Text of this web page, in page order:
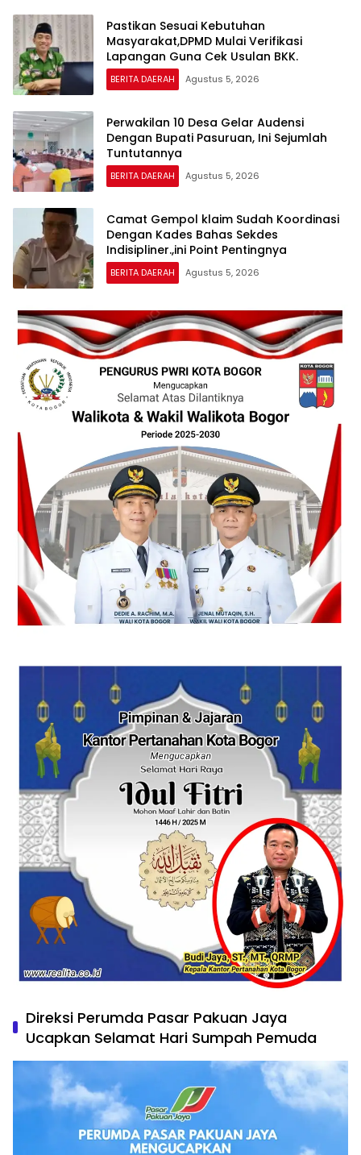
Pastikan Sesuai Kebutuhan
Masyarakat,DPMD Mulai Verifikasi
Lapangan Guna Cek Usulan BKK.
BERITA DAERAH Agustus 5, 2026
Perwakilan 10 Desa Gelar Audensi
Dengan Bupati Pasuruan, Ini Sejumlah
Tuntutannya
BERITA DAERAH Agustus 5, 2026
Camat Gempol klaim Sudah Koordinasi
Dengan Kades Bahas Sekdes
Indisipliner.,ini Point Pentingnya
BERITA DAERAH Agustus 5, 2026
Direksi Perumda Pasar Pakuan Jaya
Ucapkan Selamat Hari Sumpah Pemuda